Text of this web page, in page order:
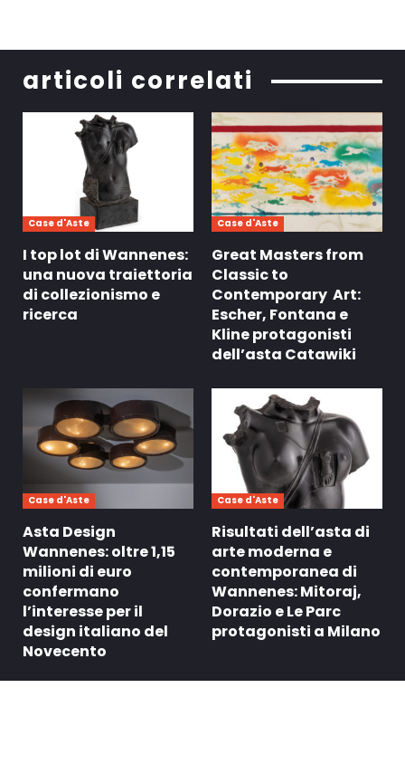
articoli correlati
Case d'Aste
I top lot di Wannenes:
una nuova traiettoria
di collezionismo e
ricerca
Case d'Aste
Great Masters from
Classic to
Contemporary Art:
Escher, Fontana e
Kline protagonisti
dell’asta Catawiki
Case d'Aste
Asta Design
Wannenes: oltre 1,15
milioni di euro
confermano
l’interesse per il
design italiano del
Novecento
Case d'Aste
Risultati dell’asta di
arte moderna e
contemporanea di
Wannenes: Mitoraj,
Dorazio e Le Parc
protagonisti a Milano